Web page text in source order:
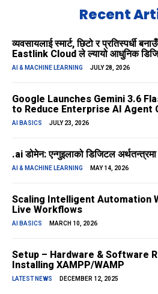
Recent
व्यवसायलाई स्मार्ट, छिटो र प्रतिस्पर्धी
Eastlink Cloud ले ल्यायो आधुनिक
AI & MACHINE LEARNING JULY 28, 2026
Google Launches Gemini 3.6
to Reduce Enterprise AI Agent
AI BASICS JULY 23, 2026
.ai डोमेन: एन्गुइलाको डिजिटल
AI & MACHINE LEARNING MAY 14, 2026
Scaling Intelligent Automation
Live Workflows
AI BASICS MARCH 10, 2026
Setup – Hardware & Software
Installing XAMPP/WAMP
LATEST NEWS DECEMBER 12, 2025